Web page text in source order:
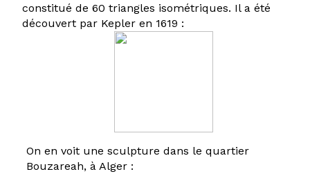
constitué de 60 triangles isométriques. Il a été
découvert par Kepler en 1619 :
On en voit une sculpture dans le quartier
Bouzareah, à Alger :